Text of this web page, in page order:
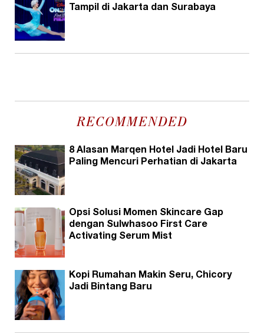
Tampil di Jakarta dan Surabaya
RECOMMENDED
8 Alasan Marqen Hotel Jadi Hotel Baru
Paling Mencuri Perhatian di Jakarta
Opsi Solusi Momen Skincare Gap
dengan Sulwhasoo First Care
Activating Serum Mist
Kopi Rumahan Makin Seru, Chicory
Jadi Bintang Baru